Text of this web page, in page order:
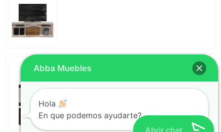
CONJUNTO 1050 SHOW NOTAVEL MALBEC TREND | OFF WHITE
Abrir chat
Abba Muebles
Hola
En que podemos ayudarte?